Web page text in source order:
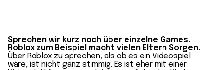
Sprechen wir kurz noch über einzelne Games.
Roblox zum Beispiel macht vielen Eltern Sorgen.
Über Roblox zu sprechen, als ob es ein Videospiel
wäre, ist nicht ganz stimmig. Es ist eher mit einer